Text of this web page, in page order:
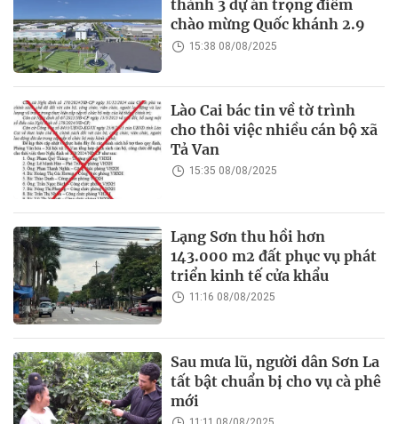
thành 3 dự án trọng điểm
chào mừng Quốc khánh 2.9
15:38 08/08/2025
Lào Cai bác tin về tờ trình
cho thôi việc nhiều cán bộ xã
Tả Van
15:35 08/08/2025
Lạng Sơn thu hồi hơn
143.000 m2 đất phục vụ phát
triển kinh tế cửa khẩu
11:16 08/08/2025
Sau mưa lũ, người dân Sơn La
tất bật chuẩn bị cho vụ cà phê
mới